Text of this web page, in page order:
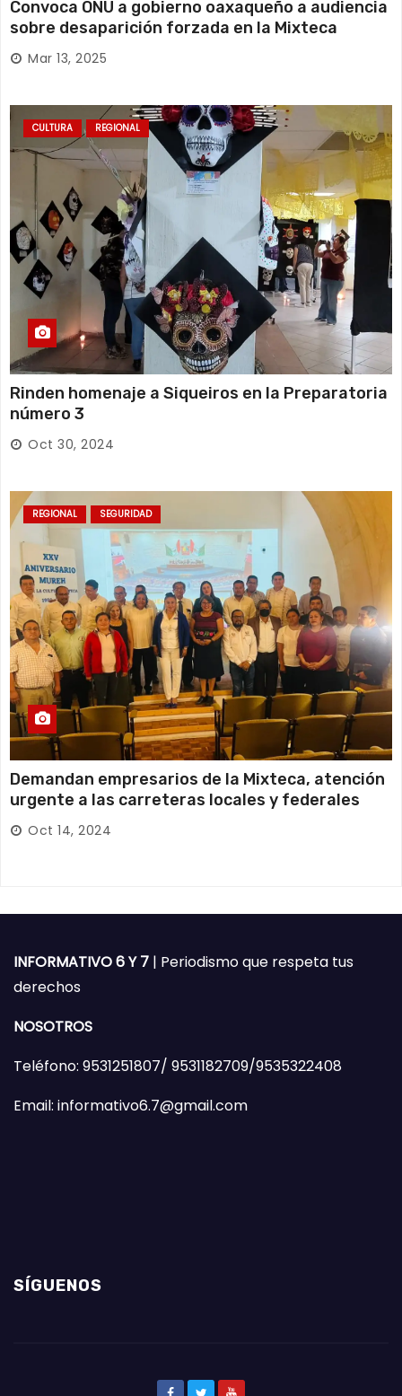
Convoca ONU a gobierno oaxaqueño a audiencia
sobre desaparición forzada en la Mixteca
Mar 13, 2025
CULTURA REGIONAL
Rinden homenaje a Siqueiros en la Preparatoria
número 3
Oct 30, 2024
REGIONAL SEGURIDAD
Demandan empresarios de la Mixteca, atención
urgente a las carreteras locales y federales
Oct 14, 2024
INFORMATIVO 6 Y 7 | Periodismo que respeta tus
derechos
NOSOTROS
Teléfono: 9531251807/ 9531182709/9535322408
Email: informativo6.7@gmail.com
SÍGUENOS